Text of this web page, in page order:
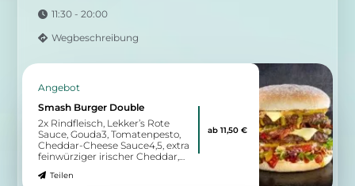
11:30 - 20:00
Wegbeschreibung
Angebot
Smash Burger Double
2x Rindfleisch, Lekker’s Rote
Sauce, Gouda3, Tomatenpesto,
Cheddar-Cheese Sauce4,5, extra
feinwürziger irischer Cheddar,
gegrillte Tomate0, knackiger
Teilen
ab 11,50 €